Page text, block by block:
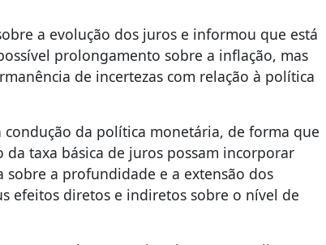
a evolução dos juros e informou que está
prolongamento sobre a inflação, mas
de incertezas com relação à política
da política monetária, de forma que
taxa básica de juros possam incorporar
sobre a profundidade e a extensão dos
efeitos diretos e indiretos sobre o nível de